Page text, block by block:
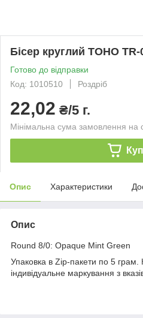
Бісер круглий TOHO TR-
Готово до відправки
Код: 1010510
Роздріб
22,02 ₴/5 г.
Мінімальна сума замовлення на
Опис Характеристики
Опис
Round 8/0: Opaque Mint Green
Упаковка в Zip-пакети по 5 грам.
індивідуальне маркування з